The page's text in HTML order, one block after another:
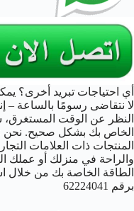
أي احتياجات تبريد أخرى؟
لا نتقاضى رسومًا بالساعة –
النظر عن الوقت المستغرق،
الخاص بك بشكل صحيح.
المنتجات ذات العلامات
والراحة في منزلك أو عملك
الطاقة الخاصة بك من خلال
برقم 62224041